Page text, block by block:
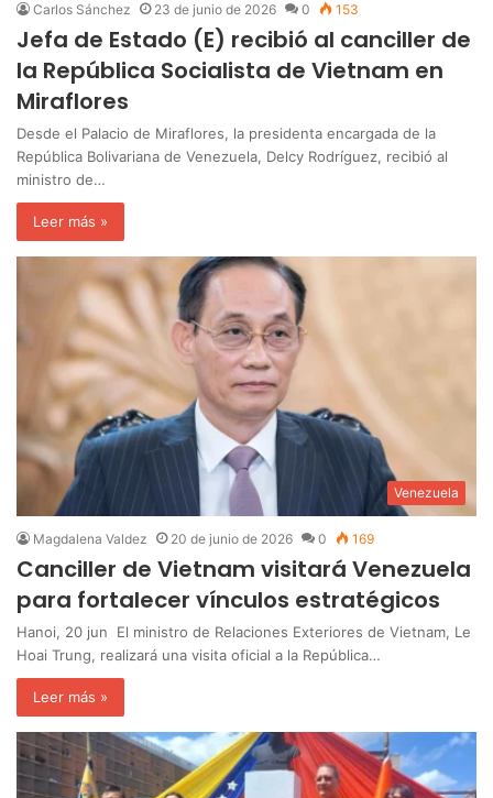
Carlos Sánchez 23 de junio de 2026 0 153
Jefa de Estado (E) recibió al canciller de
la República Socialista de Vietnam en
Miraflores
Desde el Palacio de Miraflores, la presidenta encargada de la
República Bolivariana de Venezuela, Delcy Rodríguez, recibió al
ministro de…
Leer más »
Venezuela
Magdalena Valdez 20 de junio de 2026 0 169
Canciller de Vietnam visitará Venezuela
para fortalecer vínculos estratégicos
Hanoi, 20 jun El ministro de Relaciones Exteriores de Vietnam, Le
Hoai Trung, realizará una visita oficial a la República…
Leer más »